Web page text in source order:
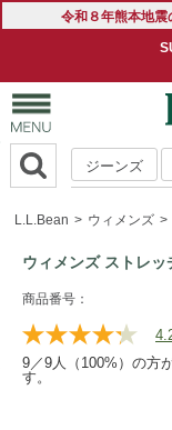
令和８年熊本地震
ジーンズ
L.L.Bean ウィメンズ
ウィメンズ ストレ
https://
bottoms/g/
商品番号：
9／9人（100%）の方
す。